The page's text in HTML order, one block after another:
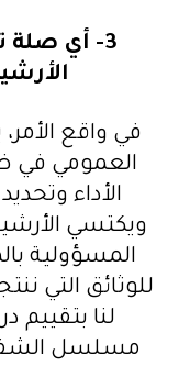
3-
أي صلة
في واقع
العمومي في
الأداء
ويكتسي
المسؤولية
للوثائق التي
لنا بتقييم
مسلسل